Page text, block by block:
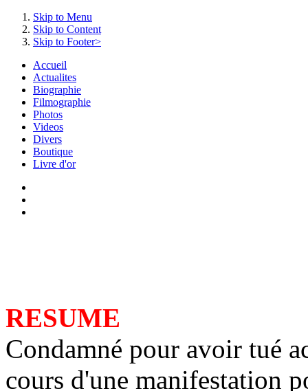
Skip to Menu
Skip to Content
Skip to Footer>
Accueil
Actualites
Biographie
Filmographie
Photos
Videos
Divers
Boutique
Livre d'or
RESUME
Condamné pour avoir tué
cours d'une manifestation